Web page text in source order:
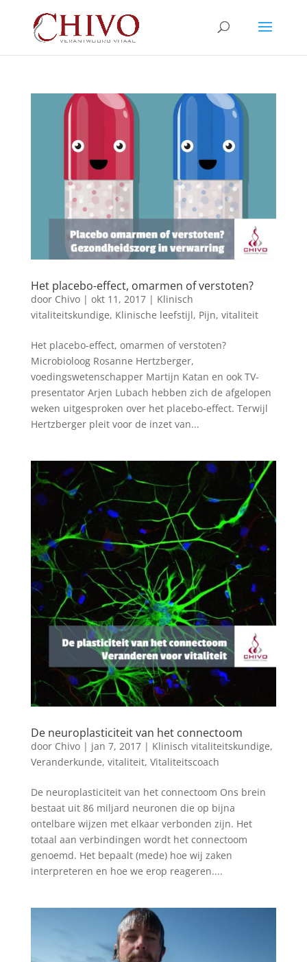
Het placebo-effect, omarmen of verstoten?
door Chivo| okt 11, 2017| Klinisch
vitaliteitskundige, Klinische leefstijl, Pijn, vitaliteit
Het placebo-effect, omarmen of verstoten?
Microbioloog Rosanne Hertzberger,
voedingswetenschapper Martijn Katan en ook TV-
presentator Arjen Lubach hebben zich de afgelopen
weken uitgesproken over het placebo-effect. Terwijl
Hertzberger pleit voor de inzet van...
De neuroplasticiteit van het connectoom
door Chivo| jan 7, 2017| Klinisch vitaliteitskundige,
Veranderkunde, vitaliteit, Vitaliteitscoach
De neuroplasticiteit van het connectoom Ons brein
bestaat uit 86 miljard neuronen die op bijna
ontelbare wijzen met elkaar verbonden zijn. Het
totaal aan verbindingen wordt het connectoom
genoemd. Het bepaalt (mede) hoe wij zaken
interpreteren en hoe we erop reageren....